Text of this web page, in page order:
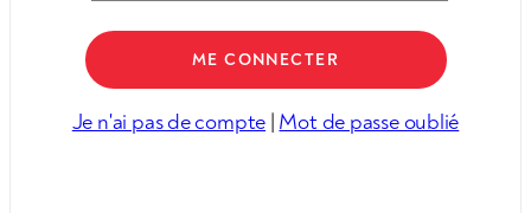
Je n'ai pas de compte | Mot de passe oublié